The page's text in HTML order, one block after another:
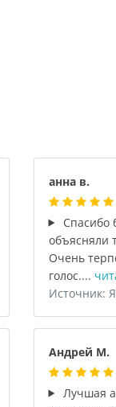
анна в.
Спасибо
объясняли
Очень
голос....
Источник:
Андрей М.
Лучшая